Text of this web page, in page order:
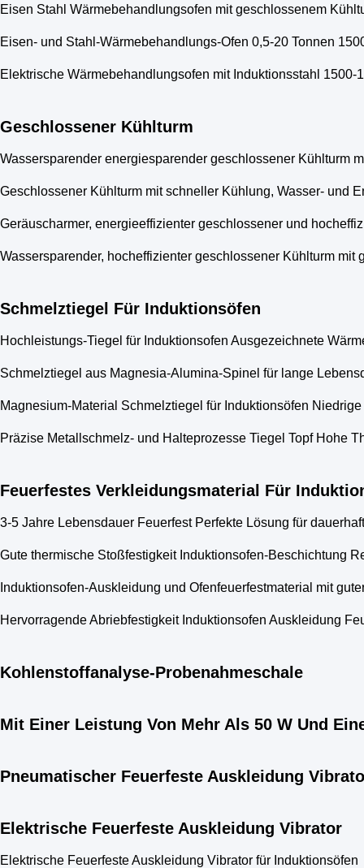
Eisen Stahl Wärmebehandlungsofen mit geschlossenem
Eisen- und Stahl-Wärmebehandlungs-Ofen 0,5-20 Tonnen
Elektrische Wärmebehandlungsofen mit Induktionsstahl 1500-
Geschlossener Kühlturm
Wassersparender energiesparender geschlossener Kühlturm
Geschlossener Kühlturm mit schneller Kühlung, Wasser- und
Geräuscharmer, energieeffizienter geschlossener und
Wassersparender, hocheffizienter geschlossener Kühlturm
Schmelztiegel Für Induktionsöfen
Hochleistungs-Tiegel für Induktionsofen Ausgezeichnete
Schmelztiegel aus Magnesia-Alumina-Spinel für lange
Magnesium-Material Schmelztiegel für Induktionsöfen
Präzise Metallschmelz- und Halteprozesse Tiegel Topf Hohe
Feuerfestes Verkleidungsmaterial Für
3-5 Jahre Lebensdauer Feuerfest Perfekte Lösung für
Gute thermische Stoßfestigkeit Induktionsofen-Beschichtung
Induktionsofen-Auskleidung und Ofenfeuerfestmaterial mit
Hervorragende Abriebfestigkeit Induktionsofen Auskleidung
Kohlenstoffanalyse-Probenahmeschale
Mit Einer Leistung Von Mehr Als 50 W Und
Pneumatischer Feuerfeste Auskleidung
Elektrische Feuerfeste Auskleidung Vibrator
Elektrische Feuerfeste Auskleidung Vibrator für Induktionsöfen